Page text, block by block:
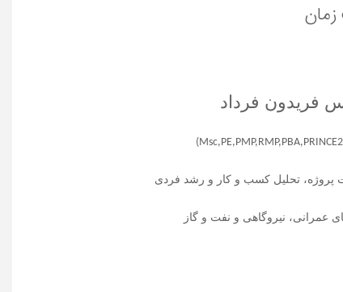
فریدون فرداد
پروژه، تحلیل کسب و کار و رشد فردی
عمرانی، نیروگاهی و نفت و گاز